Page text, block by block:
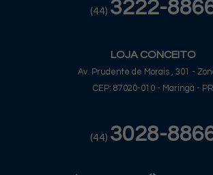
(44) 3222-
LOJA CONCEITO
Av. Prudente de Morais , 301 -
CEP: 87020-010 - Maringá - PR
(44) 3028-